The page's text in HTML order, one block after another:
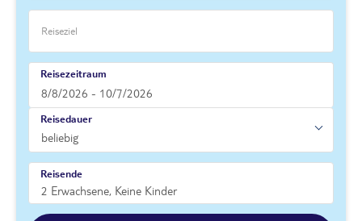
Reisezeitraum
Reisedauer
Reisende